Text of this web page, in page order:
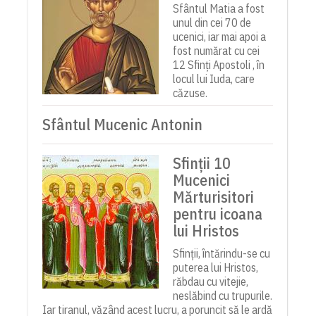
Sfântul Matia a fost
unul din cei 70 de
ucenici, iar mai apoi a
fost numărat cu cei
12 Sfinți Apostoli , în
locul lui Iuda, care
căzuse.
Sfântul Mucenic Antonin
Sfinții 10
Mucenici
Mărturisitori
pentru icoana
lui Hristos
Sfinții, întărindu-se cu
puterea lui Hristos,
răbdau cu vitejie,
neslăbind cu trupurile.
Iar tiranul, văzând acest lucru, a poruncit să le ardă